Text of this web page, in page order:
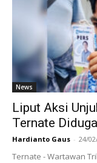
News
Liput Aksi
Ternate
Hardianto Gaus - 24/
Ternate - Wartawan